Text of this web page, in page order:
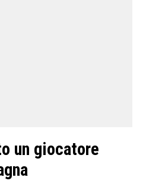
un giocatore